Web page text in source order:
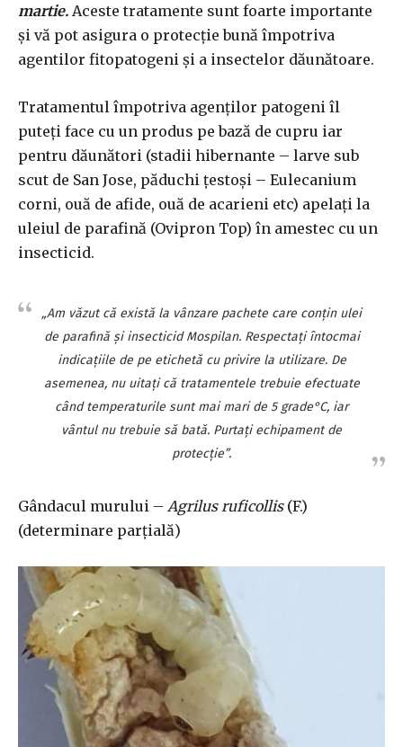
martie. Aceste tratamente sunt foarte importante
și vă pot asigura o protecție bună împotriva
agentilor fitopatogeni și a insectelor dăunătoare.
Tratamentul împotriva agenților patogeni îl
puteți face cu un produs pe bază de cupru iar
pentru dăunători (stadii hibernante – larve sub
scut de San Jose, păduchi țestoși – Eulecanium
corni, ouă de afide, ouă de acarieni etc) apelați la
uleiul de parafină (Ovipron Top) în amestec cu un
insecticid.
„Am văzut că există la vânzare pachete care conțin ulei
de parafină și insecticid Mospilan. Respectați întocmai
indicațiile de pe etichetă cu privire la utilizare. De
asemenea, nu uitați că tratamentele trebuie efectuate
când temperaturile sunt mai mari de 5 grade°C, iar
vântul nu trebuie să bată. Purtați echipament de
protecție”.
Gândacul murului – Agrilus ruficollis(F.)
(determinare parțială)